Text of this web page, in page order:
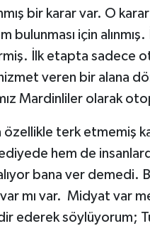
bir karar var. O karar
için
İlk etapta sadece
veren bir alana
Mardinliler olarak
terk etmemiş
hem de
bana ver demedi.
mı var. Midyat var
ederek söylüyorum;